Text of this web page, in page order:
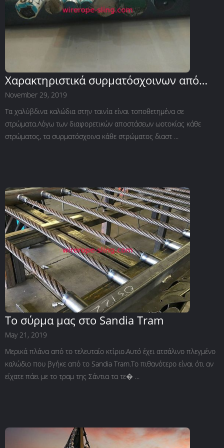
Χαρακτηριστικά συρματόσχοινων από
χάλυβα με διαφορετικές κατασκευές
November 29, 2019
Τα χαλύβδινα καλώδια στην ταινία είναι τοποθετημένα σε
στρώματα.Λόγω των διαφορετικών αποστάσεων ωοτοκίας κάθε
στρώματος, τα συρματόσχοινα κάθε στρώματος διαστ ...
Το σύρμα μας στο Sandia Tram
May 21, 2019
Μερικά πλάνα από το τελευταίο κτίριο.Αυτό έχει ατσάλινο πλεγμένο
καλώδιο που βγήκε από το Sandia Tram.Το πιθανότερο είναι ότι αν
είχατε πάει με το τραμ της Σάντια τα τε� ...